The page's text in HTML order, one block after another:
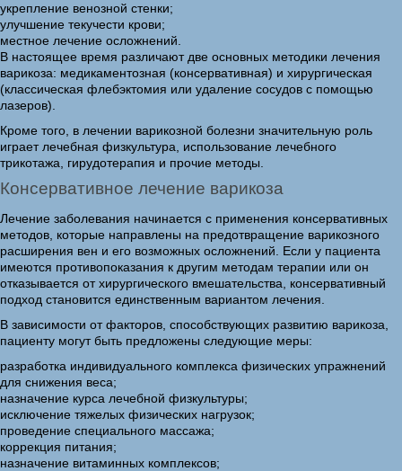
укрепление венозной стенки;
улучшение текучести крови;
местное лечение осложнений.
В настоящее время различают две основных методики лечения
варикоза: медикаментозная (консервативная) и хирургическая
(классическая флебэктомия или удаление сосудов с помощью
лазеров).
Кроме того, в лечении варикозной болезни значительную роль
играет лечебная физкультура, использование лечебного
трикотажа, гирудотерапия и прочие методы.
Консервативное лечение варикоза
Лечение заболевания начинается с применения консервативных
методов, которые направлены на предотвращение варикозного
расширения вен и его возможных осложнений. Если у пациента
имеются противопоказания к другим методам терапии или он
отказывается от хирургического вмешательства, консервативный
подход становится единственным вариантом лечения.
В зависимости от факторов, способствующих развитию варикоза,
пациенту могут быть предложены следующие меры:
разработка индивидуального комплекса физических упражнений
для снижения веса;
назначение курса лечебной физкультуры;
исключение тяжелых физических нагрузок;
проведение специального массажа;
коррекция питания;
назначение витаминных комплексов;